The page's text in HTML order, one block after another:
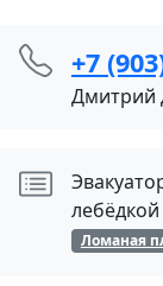
+7
Дмитрий
лебёдкой
Ломаная